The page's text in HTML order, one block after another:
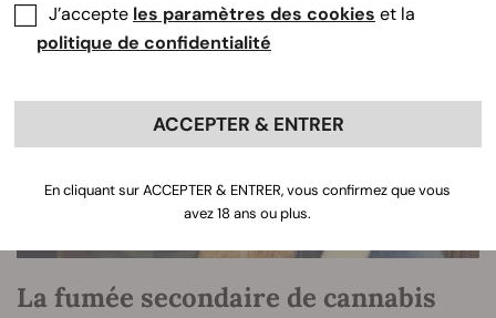
La fumée secondaire de cannabis
J’accepte les paramètres des cookies et la
politique de confidentialité
ACCEPTER & ENTRER
En cliquant sur ACCEPTER & ENTRER, vous confirmez que vous
avez 18 ans ou plus.